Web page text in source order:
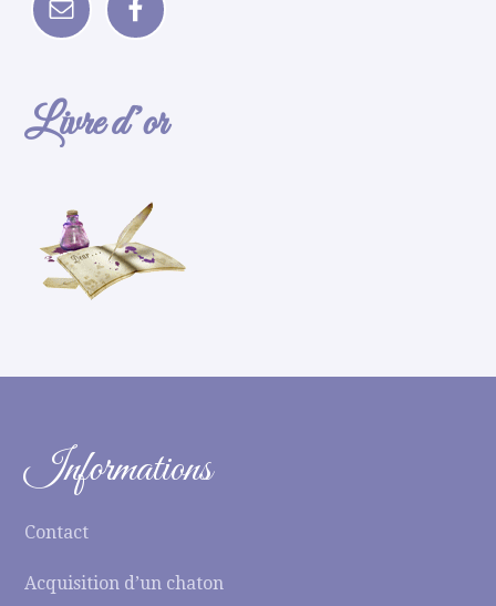
Livre d’or
Informations
Contact
Acquisition d’un chaton